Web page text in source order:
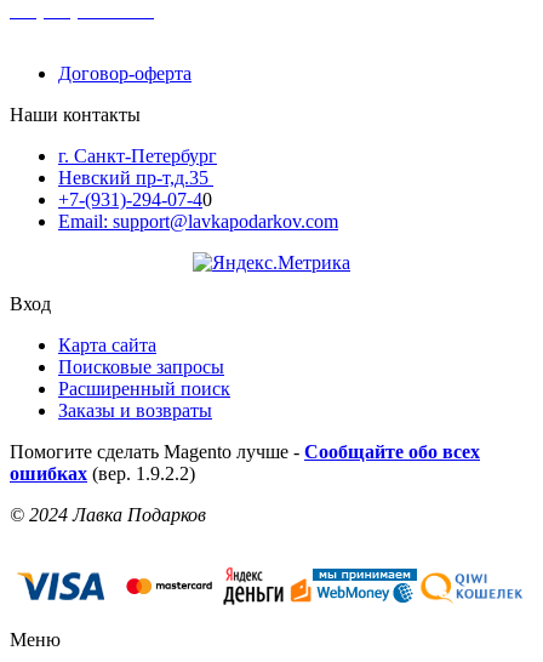
Договор-оферта
Наши контакты
г. Санкт-Петербург
Невский пр-т,д.35
+7-(931)-294-07-40
Email: support@lavkapodarkov.com
Вход
Карта сайта
Поисковые запросы
Расширенный поиск
Заказы и возвраты
Помогите сделать Magento лучше - Сообщайте обо всех
ошибках (вер. 1.9.2.2)
© 2024 Лавка Подарков
Меню